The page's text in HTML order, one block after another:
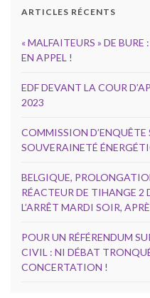
ARTICLES RÉCENTS
« MALFAITEURS » DE
EN APPEL !
EDF DEVANT LA COUR
2023
COMMISSION D’ENQUÊTE
SOUVERAINETÉ
BELGIQUE,
RÉACTEUR DE TIHANGE
L’ARRÊT MARDI SOIR,
POUR UN RÉFÉRENDUM
CIVIL : NI DÉBAT
CONCERTATION !